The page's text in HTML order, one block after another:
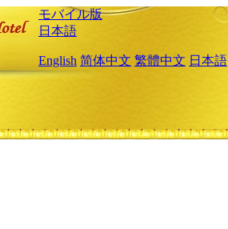
モバイル版
日本語
English 简体中文 繁體中文 日本語